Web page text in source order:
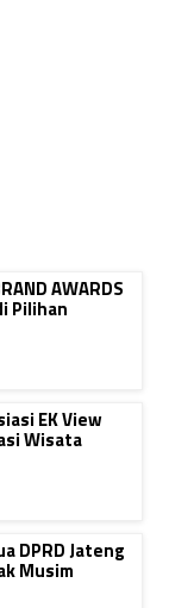
AWARDS
Pilihan
EK View
Wisata
DPRD Jateng
Musim